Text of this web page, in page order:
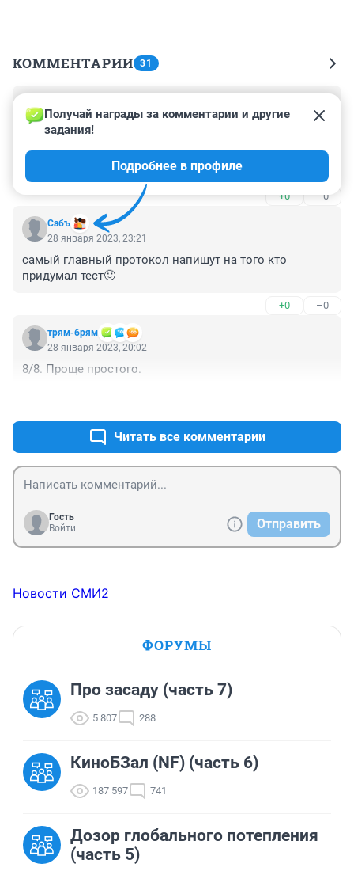
КОММЕНТАРИИ 31
29 января 2023, 11:32
Нгс, для того, чтобы подделывать условный
канцелярит, нужно либо работать в этой сфере, либо
обладать истинным чувством языка. У вас нет ни
того, ни другого.
+0 –0
Сабъ
Получай награды за комментарии и другие
задания!
Подробнее в профиле
28 января 2023, 23:21
самый главный протокол напишут на того кто
придумал тест🙂
+0 –0
трям-брям
28 января 2023, 20:02
8/8. Проще простого.
Читать все комментарии
Гость
Войти
Отправить
Новости СМИ2
ФОРУМЫ
Про засаду (часть 7)
5 807 288
КиноБЗал (NF) (часть 6)
187 597 741
Дозор глобального потепления
(часть 5)